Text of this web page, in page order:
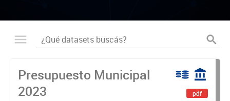
Presupuesto Municipal
2023
pdf